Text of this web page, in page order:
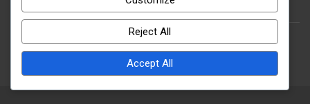
deltagelse, Tips
Operation Pass Varighed: Tidsrammer, Sæsonmæssige
ændringer, Fornyelsesmuligheder
Reject All
Accept All